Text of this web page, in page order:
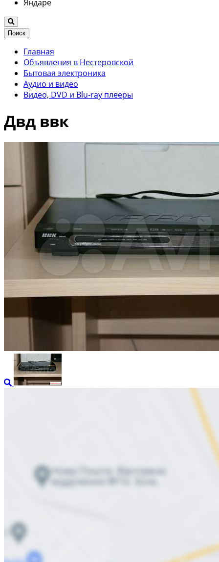
Яндаре
Поиск
Главная
Объявления в Нестеровской
Бытовая электроника
Аудио и видео
Видео, DVD и Blu-ray плееры
Двд ввк